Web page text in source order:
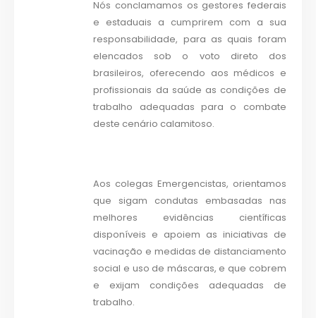
Nós conclamamos os gestores federais
e estaduais a cumprirem com a sua
responsabilidade, para as quais foram
elencados sob o voto direto dos
brasileiros, oferecendo aos médicos e
profissionais da saúde as condições de
trabalho adequadas para o combate
deste cenário calamitoso.
Aos colegas Emergencistas, orientamos
que sigam condutas embasadas nas
melhores evidências científicas
disponíveis e apoiem as iniciativas de
vacinação e medidas de distanciamento
social e uso de máscaras, e que cobrem
e exijam condições adequadas de
trabalho.